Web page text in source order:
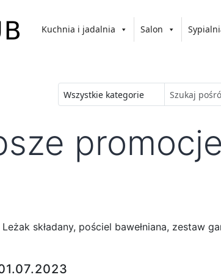
Kuchnia i jadalnia Salon
składany, pościel bawełniana, zestaw